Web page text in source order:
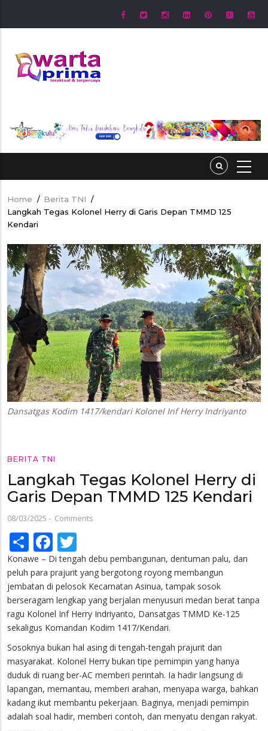
Breadcrumb
Home / Berita TNI /
Langkah Tegas Kolonel Herry di Garis Depan TMMD 125
Kendari
Dansatgas Kodim 1417/kendari Kolonel Inf Herry Indriyanto
BERITA TNI
Langkah Tegas Kolonel Herry di
Garis Depan TMMD 125 Kendari
08/03/2025 - Comments
ShareFacebook
Konawe – Di tengah debu pembangunan, dentuman palu, dan
peluh para prajurit yang bergotong royong membangun
jembatan di pelosok Kecamatan Asinua, tampak sosok
berseragam lengkap yang berjalan menyusuri medan berat tanpa
ragu Kolonel Inf Herry Indriyanto, Dansatgas TMMD Ke-125
sekaligus Komandan Kodim 1417/Kendari.
Sosoknya bukan hal asing di tengah-tengah prajurit dan
masyarakat. Kolonel Herry bukan tipe pemimpin yang hanya
duduk di ruang ber-AC memberi perintah. Ia hadir langsung di
lapangan, memantau, memberi arahan, menyapa warga, bahkan
kadang ikut membantu pekerjaan. Baginya, menjadi pemimpin
adalah soal hadir, memberi contoh, dan menyatu dengan rakyat.